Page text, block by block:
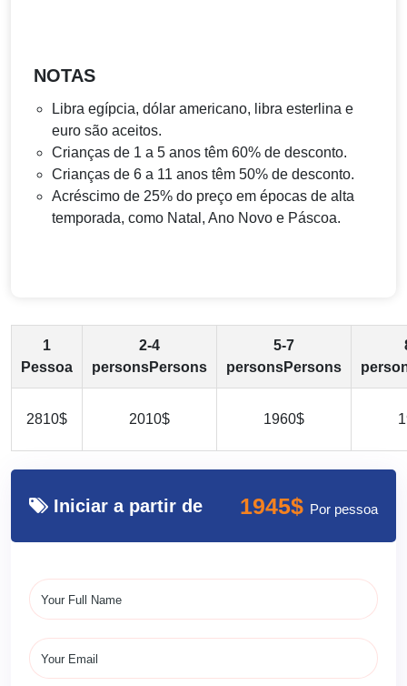
NOTAS
Libra egípcia, dólar americano, libra esterlina e
euro são aceitos.
Crianças de 1 a 5 anos têm 60% de desconto.
Crianças de 6 a 11 anos têm 50% de desconto.
Acréscimo de 25% do preço em épocas de alta
temporada, como Natal, Ano Novo e Páscoa.
1
Pessoa
2-4
personsPersons
5-7
personsPersons
2810$ 2010$ 1960$
Iniciar a partir de 1945$ Por pessoa